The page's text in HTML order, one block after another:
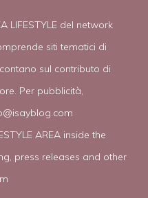
LIFESTYLE del network
siti tematici di
sul contributo di
Per pubblicità,
AREA inside the
press releases and other